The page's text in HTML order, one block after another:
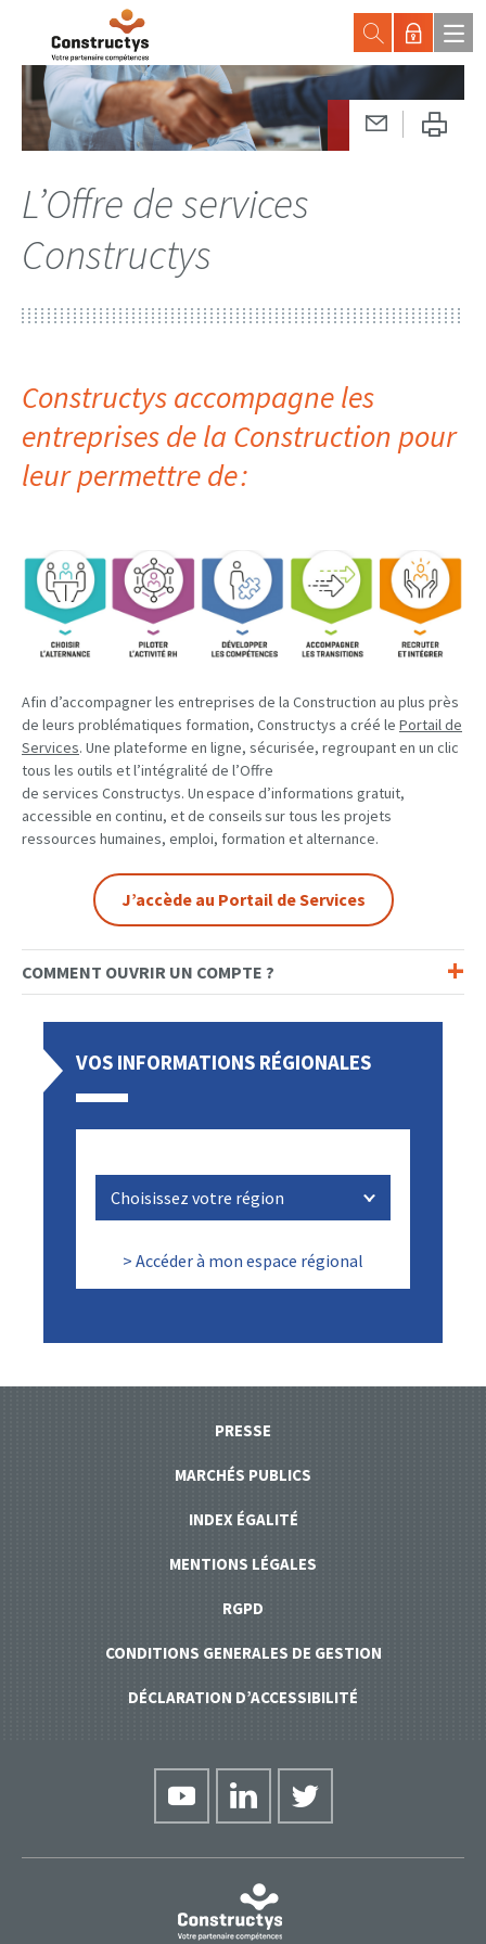
L’Offre de services
Constructys
Constructys accompagne les
entreprises de la Construction pour
leur permettre de :
Afin d’accompagner les entreprises de la Construction au plus près
de leurs problématiques formation, Constructys a créé le Portail de
Services. Une plateforme en ligne, sécurisée, regroupant en un clic
tous les outils et l’intégralité de l’Offre
de services Constructys. Un espace d’informations gratuit,
accessible en continu, et de conseils sur tous les projets
ressources humaines, emploi, formation et alternance.
J’accède au Portail de Services
COMMENT OUVRIR UN COMPTE ?
VOS INFORMATIONS RÉGIONALES
> Accéder à mon espace régional
PRESSE
MARCHÉS PUBLICS
INDEX ÉGALITÉ
MENTIONS LÉGALES
RGPD
CONDITIONS GENERALES DE GESTION
DÉCLARATION D’ACCESSIBILITÉ